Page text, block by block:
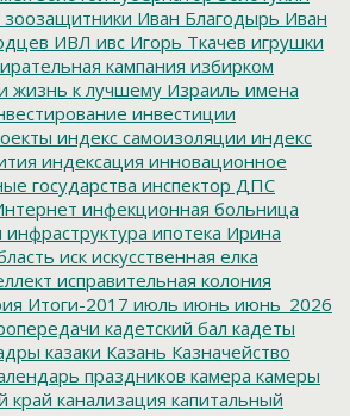
зоозащитники Иван Благодырь Иван
ИВЛ ивс Игорь Ткачев игрушки
кампания избирком
жизнь к лучшему Израиль имена
инвестиции
индекс самоизоляции индекс
индексация инновационное
государства инспектор ДПС
инфекционная больница
инфраструктура ипотека Ирина
иск искусственная елка
исправительная колония
Итоги-2017 июль июнь июнь_2026
кадетский бал кадеты
казаки Казань Казначейство
праздников камера камеры
край канализация капитальный